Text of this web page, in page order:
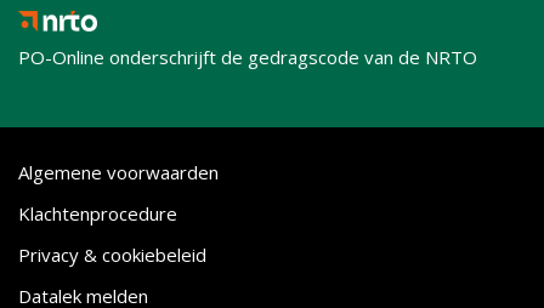
PO-Online onderschrijft de gedragscode van de NRTO
Algemene voorwaarden
Klachtenprocedure
Privacy & cookiebeleid
Datalek melden